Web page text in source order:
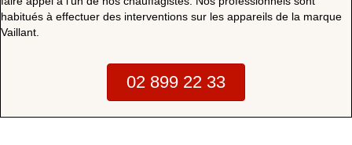
habitués à effectuer des interventions sur les appareils de la marque
Vaillant.
02 899 22 33